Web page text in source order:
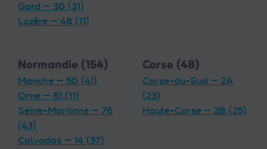
Gard — 30 (31)
Lozère — 48 (11)
Normandie (154)
Manche — 50 (41)
Orne — 61 (11)
Seine-Maritime — 76
(43)
Calvados — 14 (37)
Corse (48)
Corse-du-Sud — 2A
(23)
Haute-Corse — 2B (25)